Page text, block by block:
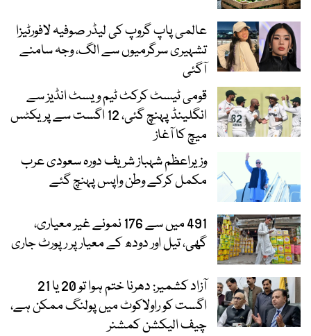
عالمی پاپ گروپ کی لیڈر صوفیہ لافورٹیزا
تشہیری سرگرمیوں سے الگ، وجہ سامنے
آگئی
قومی ٹیسٹ کرکٹ ٹیم ویسٹ انڈیز سے
انگلینڈ پہنچ گئی، 12 اگست سے پریکٹس
میچ کا آغاز
وزیراعظم شہباز شریف دورہ سعودی عرب
مکمل کرکے وطن واپس پہنچ گئے
491 میں سے 176 نمونے غیر معیاری،
گھی، تیل اور دودھ کے معیار پر رپورٹ جاری
آزاد کشمیر: دھرنا ختم ہوا تو 20 یا 21
اگست کو راولاکوٹ میں پولنگ ممکن ہے،
چیف الیکشن کمشنر